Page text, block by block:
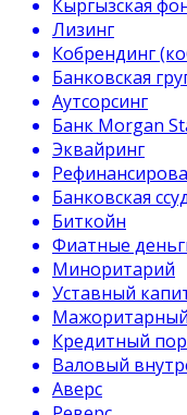
Кыргызская
Лизинг
Кобрендинг
Банковская
Аутсорсинг
Банк Morgan
Эквайринг
Банковская
Биткойн
Фиатные
Миноритарий
Уставный
Кредитный
Валовый
Аверс